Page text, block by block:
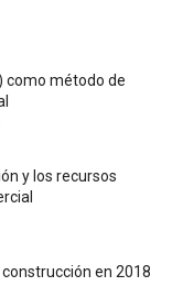
como método de
y los recursos
en 2018